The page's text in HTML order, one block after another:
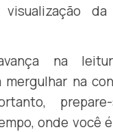
na
mergulhar na
onde você